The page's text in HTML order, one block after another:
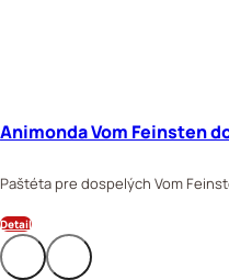
Animonda Vom Feinsten
Paštéta pre dospelých Vom
Detail